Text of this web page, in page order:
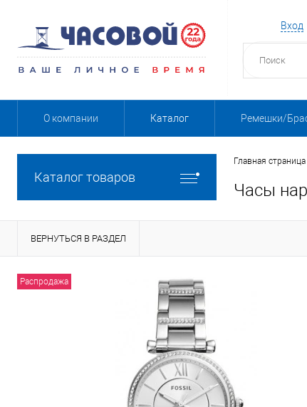
Вход
О компании Каталог Ремешки/
Каталог товаров
Главная страница
Часы
ВЕРНУТЬСЯ В РАЗДЕЛ
Распродажа